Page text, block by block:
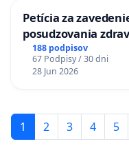
Petícia za
posudzovania
diabetom 1. a 2.
Policajného zboru SR
188 podpisov
67 Podpisy / 30 dni
28 Jun 2026
1 2 3 4 5